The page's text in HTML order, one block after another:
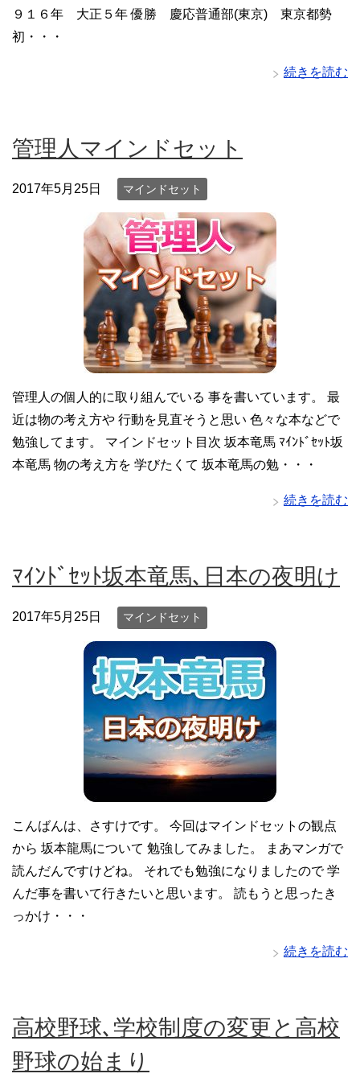
９１６年 大正５年 優勝 慶応普通部(東京) 東京都勢
初・・・
続きを読む
管理人マインドセット
2017年5月25日 マインドセット
管理人の個人的に取り組んでいる 事を書いています。 最
近は物の考え方や 行動を見直そうと思い 色々な本などで
勉強してます。 マインドセット目次 坂本竜馬 ﾏｲﾝﾄﾞｾｯﾄ坂
本竜馬 物の考え方を 学びたくて 坂本竜馬の勉・・・
続きを読む
ﾏｲﾝﾄﾞｾｯﾄ坂本竜馬､日本の夜明け
2017年5月25日 マインドセット
こんばんは、さすけです。 今回はマインドセットの観点
から 坂本龍馬について 勉強してみました。 まあマンガで
読んだんですけどね。 それでも勉強になりましたので 学
んだ事を書いて行きたいと思います。 読もうと思ったき
っかけ・・・
続きを読む
高校野球､学校制度の変更と高校
野球の始まり